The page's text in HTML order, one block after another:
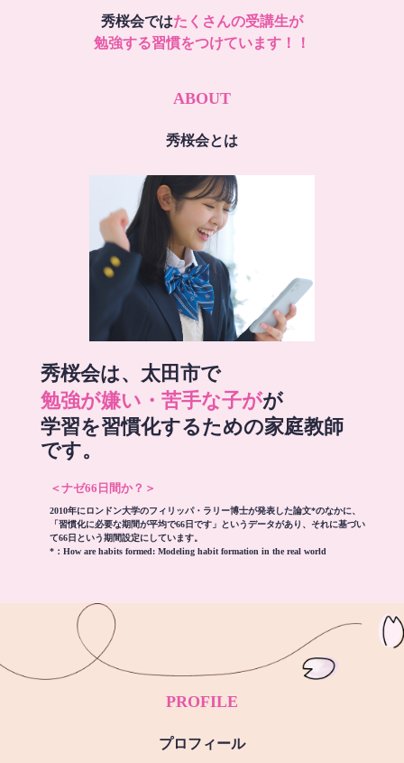
秀桜会ではたくさんの受講生が
勉強する習慣をつけています！！
ABOUT
秀桜会とは
秀桜会は、太田市で
勉強が嫌い・苦手な子がが
学習を習慣化するための家庭教師
です。
＜ナゼ66日間か？＞
2010年にロンドン大学のフィリッパ・ラリー博士が発表した論文*のなかに、
「習慣化に必要な期間が平均で66日です」というデータがあり、それに基づい
て66日という期間設定にしています。
*： How are habits formed: Modeling habit formation in the real world
PROFILE
プロフィール